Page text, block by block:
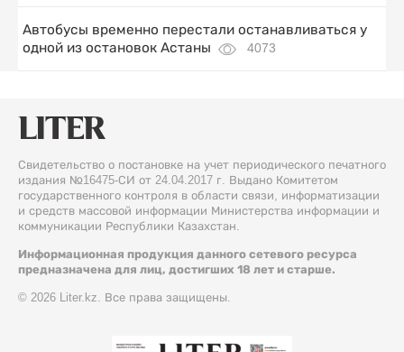
Автобусы временно перестали останавливаться у
одной из остановок Астаны
4073
Свидетельство о постановке на учет периодического печатного
издания №16475-СИ от 24.04.2017 г. Выдано Комитетом
государственного контроля в области связи, информатизации
и средств массовой информации Министерства информации и
коммуникации Республики Казахстан.
Информационная продукция данного сетевого ресурса
предназначена для лиц, достигших 18 лет и старше.
© 2026 Liter.kz. Все права защищены.